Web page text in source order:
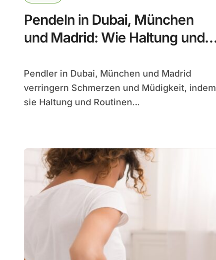
Pendeln in Dubai, München
und Madrid: Wie Haltung und
Pendler in Dubai, München und Madrid
verringern Schmerzen und Müdigkeit, indem
sie Haltung und Routinen...